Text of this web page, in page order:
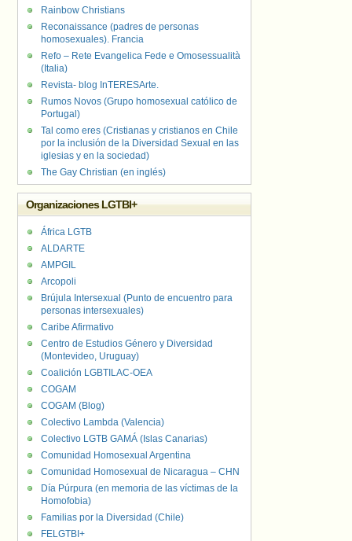
Rainbow Christians
Reconaissance (padres de personas
homosexuales). Francia
Refo – Rete Evangelica Fede e Omosessualità
(Italia)
Revista- blog InTERESArte.
Rumos Novos (Grupo homosexual católico de
Portugal)
Tal como eres (Cristianas y cristianos en Chile
por la inclusión de la Diversidad Sexual en las
iglesias y en la sociedad)
The Gay Christian (en inglés)
Organizaciones LGTBI+
África LGTB
ALDARTE
AMPGIL
Arcopoli
Brújula Intersexual (Punto de encuentro para
personas intersexuales)
Caribe Afirmativo
Centro de Estudios Género y Diversidad
(Montevideo, Uruguay)
Coalición LGBTILAC-OEA
COGAM
COGAM (Blog)
Colectivo Lambda (Valencia)
Colectivo LGTB GAMÁ (Islas Canarias)
Comunidad Homosexual Argentina
Comunidad Homosexual de Nicaragua – CHN
Día Púrpura (en memoria de las víctimas de la
Homofobia)
Familias por la Diversidad (Chile)
FELGTBI+